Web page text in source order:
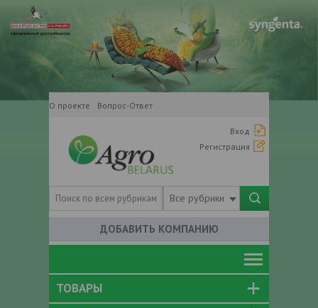
О проекте Вопрос-Ответ
Вход
Регистрация
Все рубрики
ДОБАВИТЬ КОМПАНИЮ
ТОВАРЫ